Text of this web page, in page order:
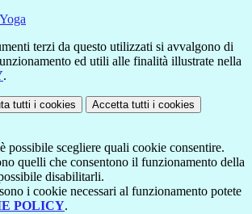
Yoga
terzi da questo utilizzati si avvalgono di
ed utili alle finalità illustrate nella
.
tutti i cookies Accetta tutti i cookies
possibile scegliere quali cookie consentire.
quelli che consentono il funzionamento della
disabilitarli.
i cookie necessari al funzionamento potete
POLICY.